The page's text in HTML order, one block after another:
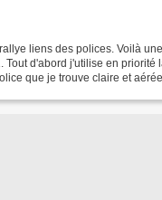
liens des polices. Voilà
Tout d'abord j'utilise en priorité
que je trouve claire et